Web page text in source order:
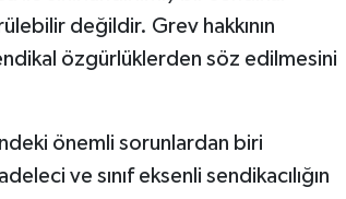
değildir. Grev hakkının
özgürlüklerden söz edilmesini
önemli sorunlardan biri
ve sınıf eksenli sendikacılığın